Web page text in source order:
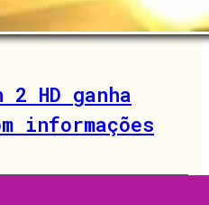
HD ganha
informações